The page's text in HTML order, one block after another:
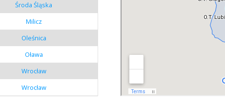
Środa Śląska
Milicz
Oleśnica
Oława
Wrocław
Wrocław